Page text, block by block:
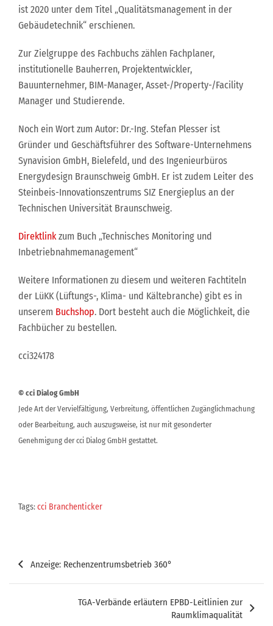
ist 2020 unter dem Titel „Qualitätsmanagement in der
Gebäudetechnik“ erschienen.
Zur Zielgruppe des Fachbuchs zählen Fachplaner,
institutionelle Bauherren, Projektentwickler,
Bauunternehmer, BIM-Manager, Asset-/Property-/Facility
Manager und Studierende.
Noch ein Wort zum Autor: Dr.-Ing. Stefan Plesser ist
Gründer und Geschäftsführer des Software-Unternehmens
Synavision GmbH, Bielefeld, und des Ingenieurbüros
Energydesign Braunschweig GmbH. Er ist zudem Leiter des
Steinbeis-Innovationszentrums SIZ Energieplus an der
Technischen Universität Braunschweig.
Direktlinkzum Buch „Technisches Monitoring und
Inbetriebnahmemanagement“
Weitere Informationen zu diesem und weiteren Fachtiteln
der LüKK (Lüftungs-, Klima- und Kältebranche) gibt es in
unserem Buchshop. Dort besteht auch die Möglichkeit, die
Fachbücher zu bestellen.
cci324178
© cci Dialog GmbH
Jede Art der Vervielfältigung, Verbreitung, öffentlichen Zugänglichmachung
oder Bearbeitung, auch auszugsweise, ist nur mit gesonderter
Genehmigung der cci Dialog GmbH gestattet.
Tags:cci Branchenticker
Beitragsnavigation
Anzeige: Rechenzentrumsbetrieb 360°
TGA-Verbände erläutern EPBD-Leitlinien zur
Raumklimaqualität